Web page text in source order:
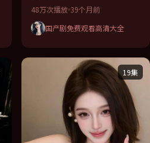
48万次播放 39个月前
国产剧免费观看高清大全
19集